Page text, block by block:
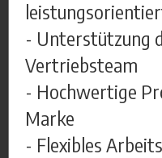
- Unterstützung
Vertriebsteam
- Hochwertige
Marke
- Flexibles